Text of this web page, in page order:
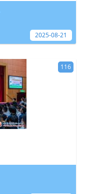
2025-08-21
116